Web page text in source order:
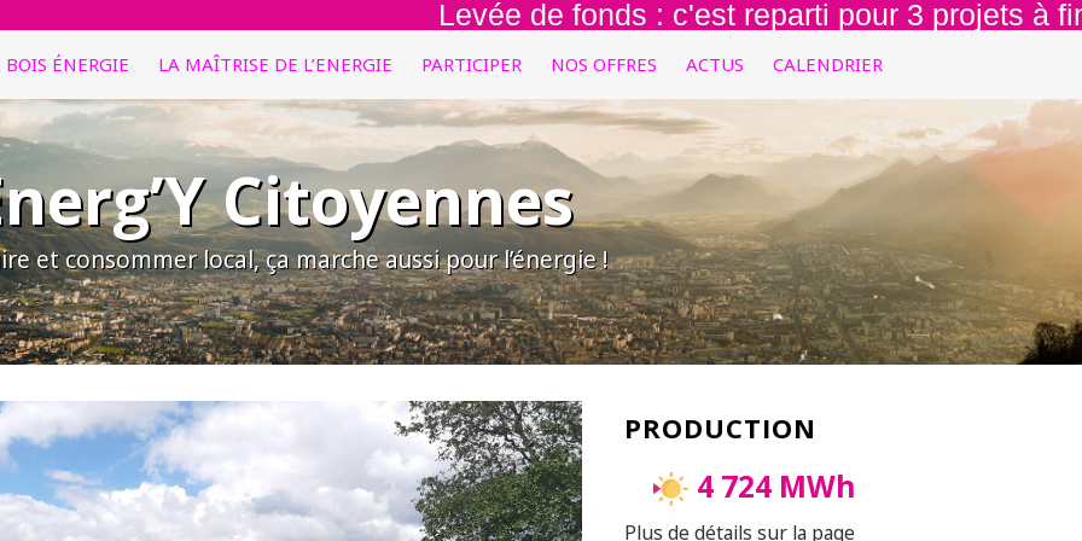
Levée de fonds : c'est reparti pour 3 projets à
BOIS ÉNERGIE LA MAÎTRISE DE L’ENERGIE PARTICIPER NOS OFFRES ACTUS CALENDRIER
Citoyennes
et consommer local, ça marche aussi pour l’énergie !
PRODUCTION
4 724 MWh
Plus de détails sur la page